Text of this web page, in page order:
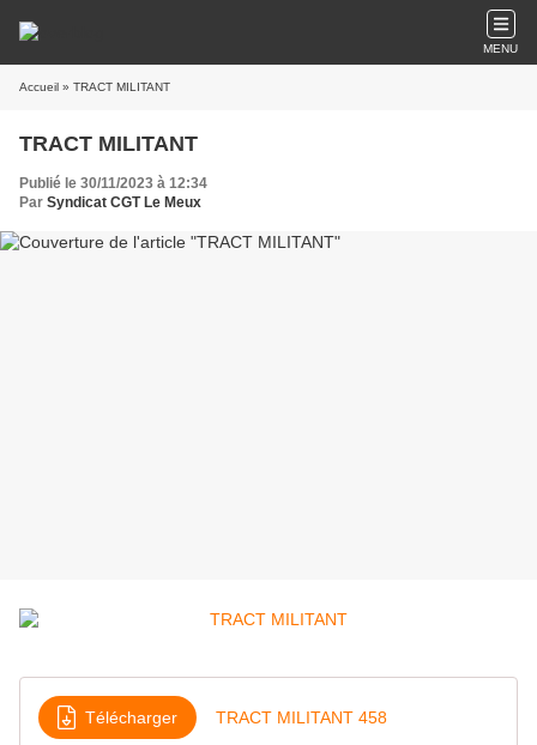
MENU
Accueil » TRACT MILITANT
TRACT MILITANT
Publié le 30/11/2023 à 12:34
Par Syndicat CGT Le Meux
Télécharger TRACT MILITANT 458